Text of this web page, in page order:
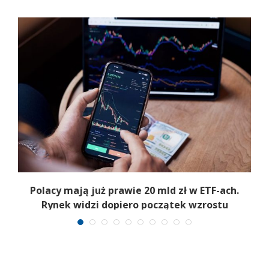
Polacy mają już prawie 20 mld zł w ETF-ach.
Rynek widzi dopiero początek wzrostu